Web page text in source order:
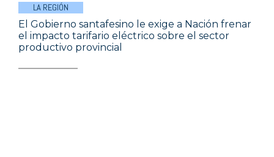
LA REGIÓN
El Gobierno santafesino le exige a Nación frenar
el impacto tarifario eléctrico sobre el sector
productivo provincial